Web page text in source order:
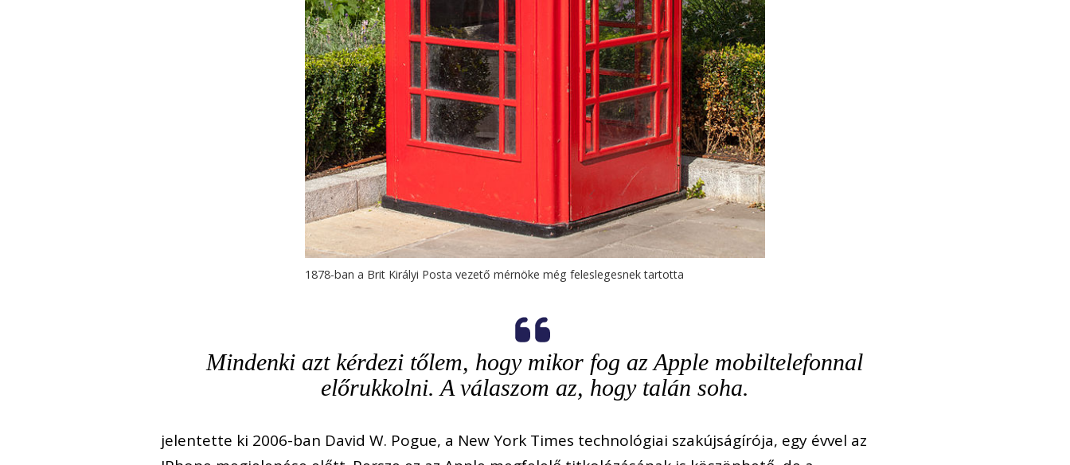
1878-ban a Brit Királyi Posta vezető mérnöke még feleslegesnek tartotta
Mindenki azt kérdezi tőlem, hogy mikor fog az Apple mobiltelefonnal
előrukkolni. A válaszom az, hogy talán soha.
jelentette ki 2006-ban David W. Pogue, a New York Times technológiai szakújságírója, egy évvel az